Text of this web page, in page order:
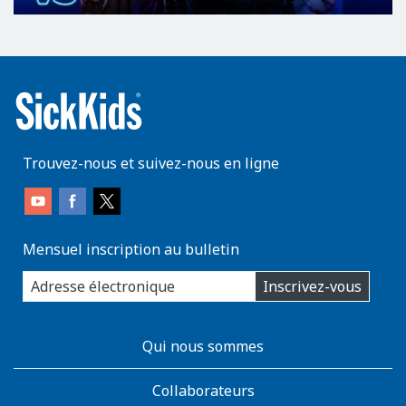
Trouvez-nous et suivez-nous en ligne
Mensuel inscription au bulletin
enter
you
email
Inscrivez-vous
AboutKidsHealthQui nous sommes
Collaborateurs